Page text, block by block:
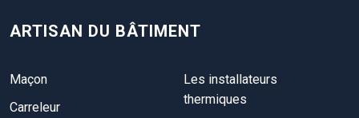
ARTISAN DU BÂTIMENT
Maçon
Carreleur
Les installateurs
thermiques